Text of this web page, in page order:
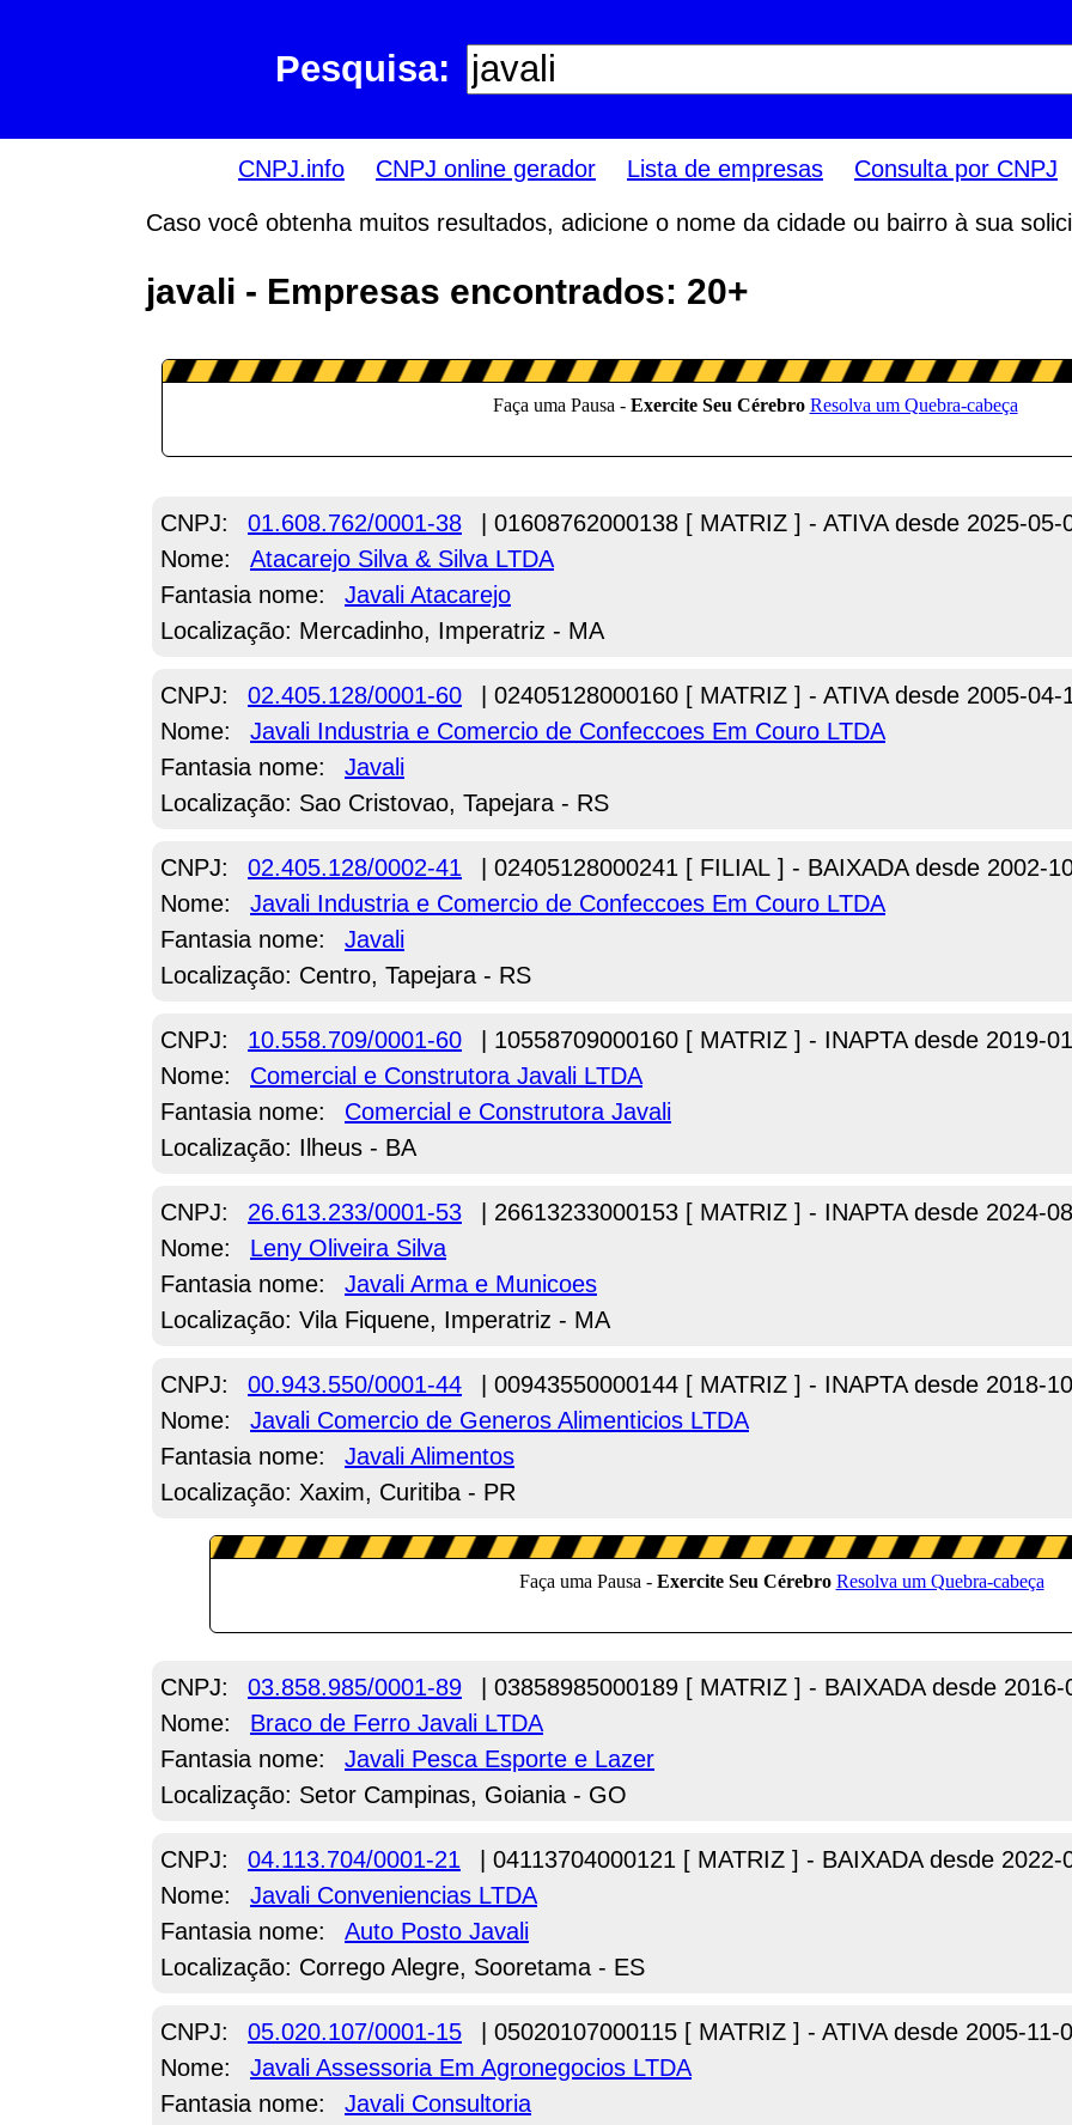
Pesquisa:
CNPJ.info CNPJ online gerador Lista de empresas Consulta por CNPJ
Caso você obtenha muitos resultados, adicione o nome da cidade ou bairro à sua
javali - Empresas encontrados: 20+
CNPJ: 01.608.762/0001-38
| 01608762000138 [ MATRIZ ] - ATIVA desde 2025-05-
Nome:
Atacarejo Silva & Silva LTDA
Fantasia nome:
Javali Atacarejo
Localização: Mercadinho, Imperatriz - MA
CNPJ: 02.405.128/0001-60
| 02405128000160 [ MATRIZ ] - ATIVA desde 2005-04-
Nome:
Javali Industria e Comercio de Confeccoes Em Couro LTDA
Fantasia nome:
Javali
Localização: Sao Cristovao, Tapejara - RS
CNPJ: 02.405.128/0002-41
| 02405128000241 [ FILIAL ] - BAIXADA desde 2002-
Nome:
Javali Industria e Comercio de Confeccoes Em Couro LTDA
Fantasia nome:
Javali
Localização: Centro, Tapejara - RS
CNPJ: 10.558.709/0001-60
| 10558709000160 [ MATRIZ ] - INAPTA desde 2019-
Nome:
Comercial e Construtora Javali LTDA
Fantasia nome:
Comercial e Construtora Javali
Localização: Ilheus - BA
CNPJ: 26.613.233/0001-53
| 26613233000153 [ MATRIZ ] - INAPTA desde 2024-
Nome:
Leny Oliveira Silva
Fantasia nome:
Javali Arma e Municoes
Localização: Vila Fiquene, Imperatriz - MA
CNPJ: 00.943.550/0001-44
| 00943550000144 [ MATRIZ ] - INAPTA desde 2018-
Nome:
Javali Comercio de Generos Alimenticios LTDA
Fantasia nome:
Javali Alimentos
Localização: Xaxim, Curitiba - PR
CNPJ: 03.858.985/0001-89
| 03858985000189 [ MATRIZ ] - BAIXADA desde 2016-
Nome:
Braco de Ferro Javali LTDA
Fantasia nome:
Javali Pesca Esporte e Lazer
Localização: Setor Campinas, Goiania - GO
CNPJ: 04.113.704/0001-21
| 04113704000121 [ MATRIZ ] - BAIXADA desde 2022-
Nome:
Javali Conveniencias LTDA
Fantasia nome:
Auto Posto Javali
Localização: Corrego Alegre, Sooretama - ES
CNPJ: 05.020.107/0001-15
| 05020107000115 [ MATRIZ ] - ATIVA desde 2005-11-
Nome:
Javali Assessoria Em Agronegocios LTDA
Fantasia nome:
Javali Consultoria